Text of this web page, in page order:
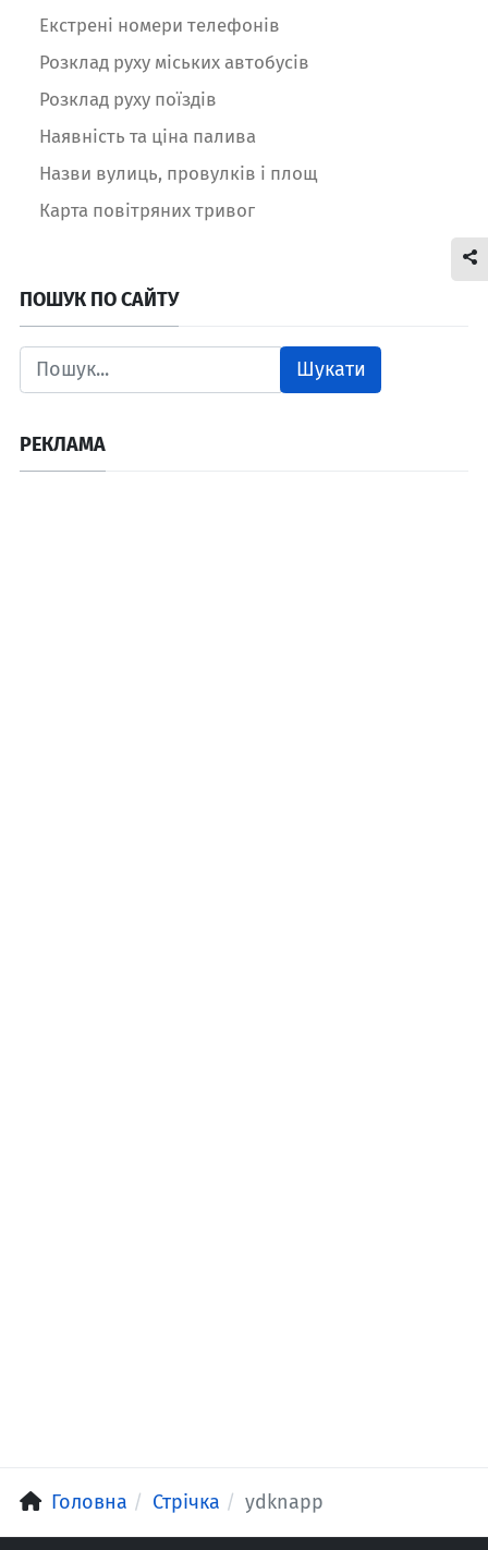
Екстрені номери телефонів
Розклад руху міських автобусів
Розклад руху поїздів
Наявність та ціна палива
Назви вулиць, провулків і площ
Карта повітряних тривог
ПОШУК ПО САЙТУ
Шукати
РЕКЛАМА
Головна Стрічка ydknapp